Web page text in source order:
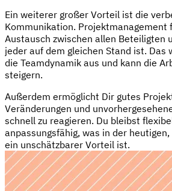
Ein weiterer großer Vorteil ist die
Kommunikation. Projektmanagement
Austausch zwischen allen Beteiligten
jeder auf dem gleichen Stand ist. Das
die Teamdynamik aus und kann die
steigern.
Außerdem ermöglicht Dir gutes
Veränderungen und
schnell zu reagieren. Du bleibst
anpassungsfähig, was in der
ein unschätzbarer Vorteil ist.